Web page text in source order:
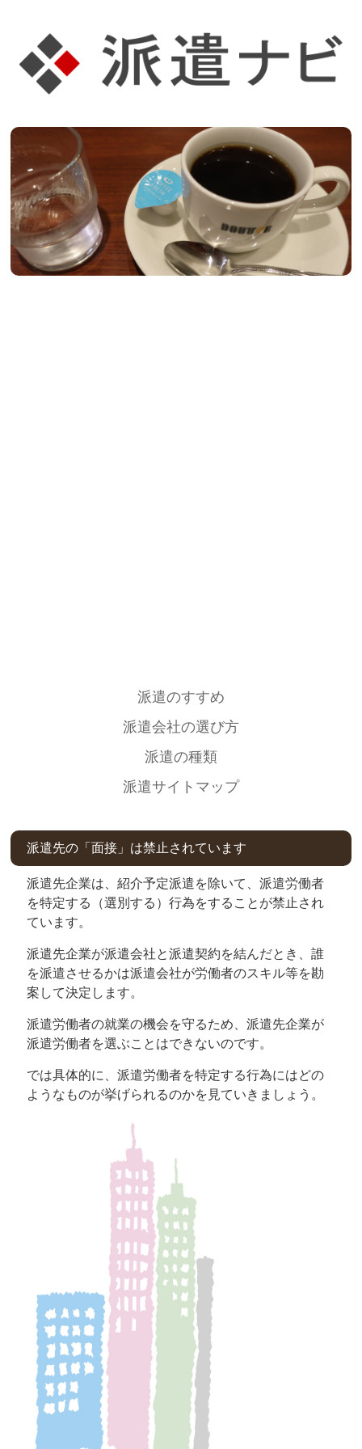
派遣のすすめ
派遣会社の選び方
派遣の種類
派遣サイトマップ
派遣先の「面接」は禁止されています
派遣先企業は、紹介予定派遣を除いて、派遣労働者
を特定する（選別する）行為をすることが禁止され
ています。
派遣先企業が派遣会社と派遣契約を結んだとき、誰
を派遣させるかは派遣会社が労働者のスキル等を勘
案して決定します。
派遣労働者の就業の機会を守るため、派遣先企業が
派遣労働者を選ぶことはできないのです。
では具体的に、派遣労働者を特定する行為にはどの
ようなものが挙げられるのかを見ていきましょう。